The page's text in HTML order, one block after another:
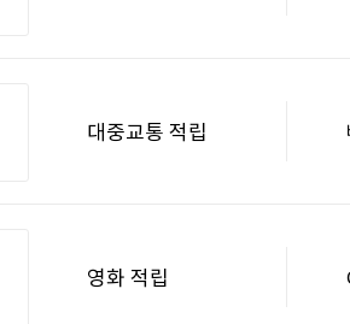
대중교통 적립
영화 적립